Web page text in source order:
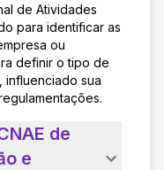
de Atividades
para identificar as
ou
definir o tipo de
influenciado sua
de
e